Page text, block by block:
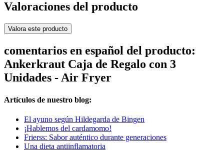
Valoraciones del producto
Valora este producto
comentarios en español del producto:
Ankerkraut Caja de Regalo con 3
Unidades - Air Fryer
Artículos de nuestro blog:
El ayuno según Hildegarda de Bingen
¡Hablemos del cardamomo!
Frierss: Sabor auténtico durante generaciones
Una dieta antiinflamatoria